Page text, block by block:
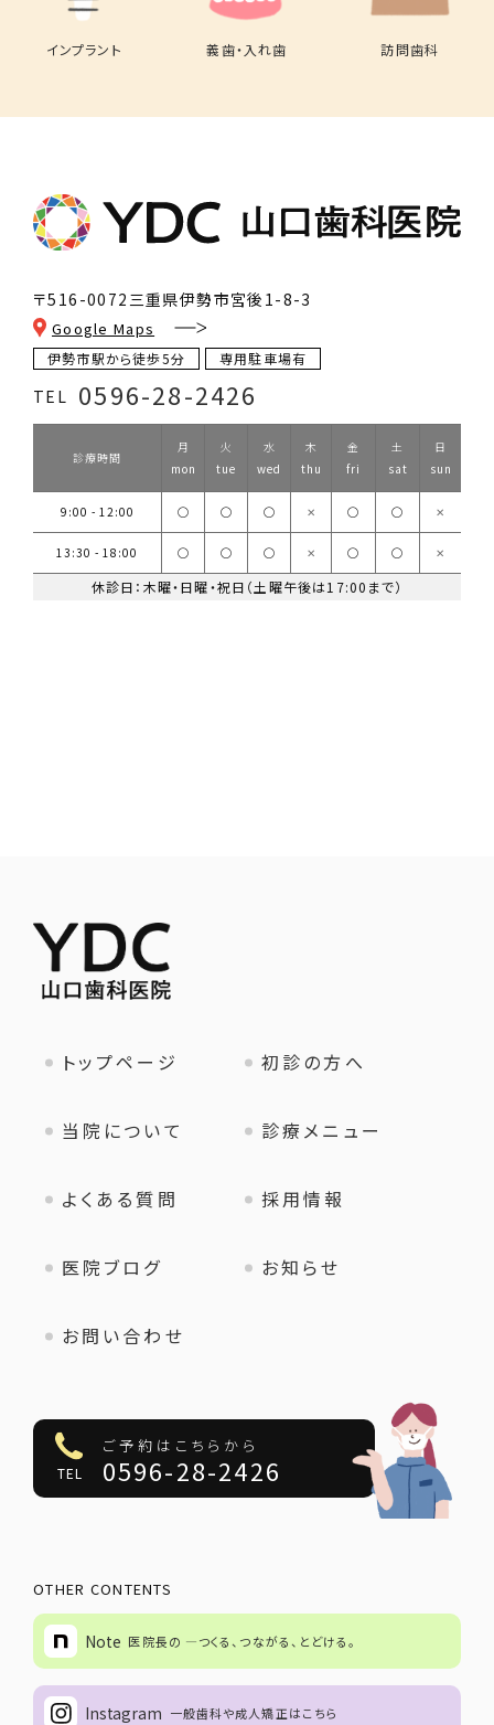
インプラント 義歯・入れ歯 訪問歯科
〒516-0072 三重県伊勢市宮後1-8-3
Google Maps
伊勢市駅から徒歩5分 専用駐車場有
TEL 0596-28-2426
診療時間
月
mon
火
tue
水
wed
木
thu
金
fri
土
sat
日
sun
9:00 - 12:00 ◯ ◯ ◯ ✕ ◯ ◯ ✕
13:30 - 18:00 ◯ ◯ ◯ ✕ ◯ ◯ ✕
休診日：木曜・日曜・祝日（土曜午後は17:00まで）
トップページ 初診の方へ
当院について 診療メニュー
よくある質問 採用情報
医院ブログ お知らせ
お問い合わせ
ご予約はこちらから
TEL 0596-28-2426
OTHER CONTENTS
Note 医院長の ―つくる、つながる、とどける。
Instagram 一般歯科や成人矯正はこちら